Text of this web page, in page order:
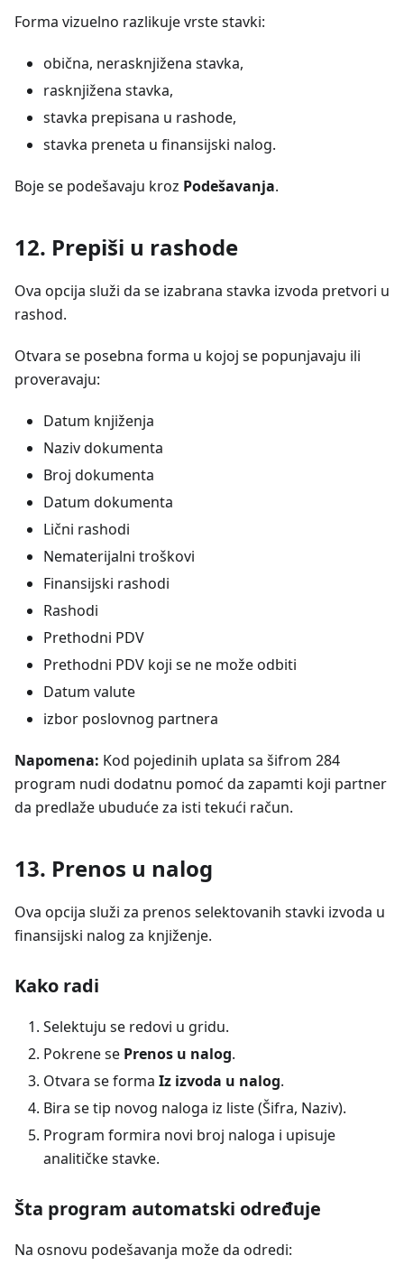
Forma vizuelno razlikuje vrste stavki:
obična, nerasknjižena stavka,
rasknjižena stavka,
stavka prepisana u rashode,
stavka preneta u finansijski nalog.
Boje se podešavaju kroz Podešavanja.
12. Prepiši u rashode
Ova opcija služi da se izabrana stavka izvoda pretvori u
rashod.
Otvara se posebna forma u kojoj se popunjavaju ili
proveravaju:
Datum knjiženja
Naziv dokumenta
Broj dokumenta
Datum dokumenta
Lični rashodi
Nematerijalni troškovi
Finansijski rashodi
Rashodi
Prethodni PDV
Prethodni PDV koji se ne može odbiti
Datum valute
izbor poslovnog partnera
Napomena: Kod pojedinih uplata sa šifrom 284
program nudi dodatnu pomoć da zapamti koji partner
da predlaže ubuduće za isti tekući račun.
13. Prenos u nalog
Ova opcija služi za prenos selektovanih stavki izvoda u
finansijski nalog za knjiženje.
Kako radi
Selektuju se redovi u gridu.
Pokrene se Prenos u nalog.
Otvara se forma Iz izvoda u nalog.
Bira se tip novog naloga iz liste (Šifra, Naziv).
Program formira novi broj naloga i upisuje
analitičke stavke.
Šta program automatski određuje
Na osnovu podešavanja može da odredi: